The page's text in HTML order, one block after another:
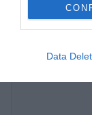
Data
Commentaire*